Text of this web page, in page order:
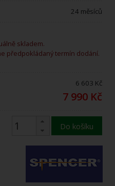
24 měsíců
skladem.
předpokládaný termín dodání.
6 603 Kč
7 990 Kč
Do košíku